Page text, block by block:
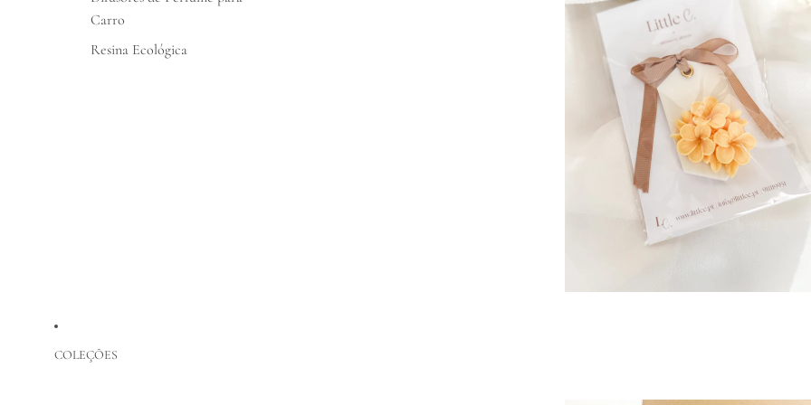
Carro
Resina Ecológica
COLEÇÕES